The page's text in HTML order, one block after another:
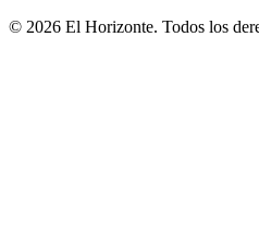
© 2026 El Horizonte. Todos los